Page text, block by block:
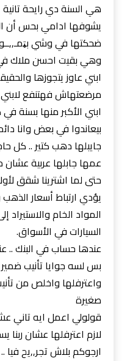
هي السنة دي رايحة
يشوفها ادامي بحس أن
ضحكتها في وشي
وهي بقيت احسن ملاك
ابني عاوز يتجوزها
مرضعتهاش فهتنفع لابني
ابني الأكبر منها بسنة
بيعاندوا في بعض وانا
جايبلها دهب كتير .. كل
عمها جابلها عربية
حتى لما اشترينا شقق
يؤدي ارتباط أسعار
المواد الخام والاستيراد
السيارات في الأسواق.
عندها حساب في البنك ..
بس لسه جوايا تأنيب
واعترفلها واخلص من
صغيرة
قولولي اعمل ايه تاني
لازم اعترفلها عشان ربنا
ارجوكم بلاش تجر,,يح فيا